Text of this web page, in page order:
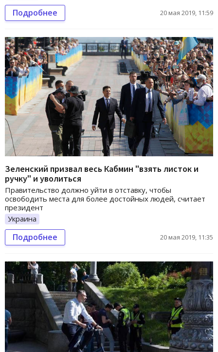
Подробнее 20 мая 2019, 11:59
Зеленский призвал весь Кабмин "взять листок и
ручку" и уволиться
Правительство должно уйти в отставку, чтобы
освободить места для более достойных людей, считает
президент
Украина
Подробнее 20 мая 2019, 11:35